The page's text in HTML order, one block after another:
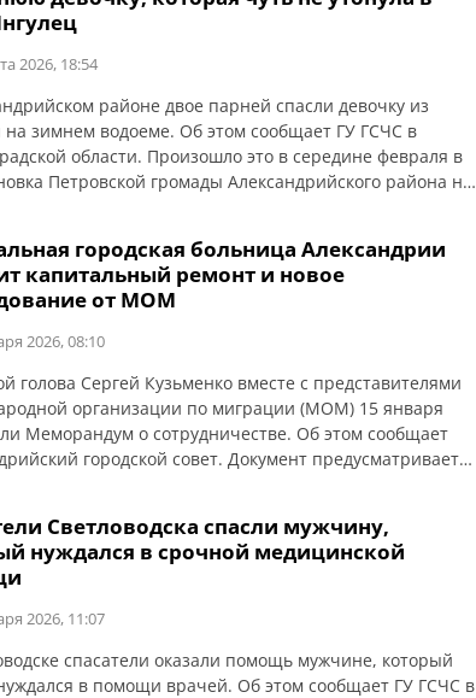
комфортную зону ожидания для детей и […]
2026, 18:54
районе двое парней спасли девочку из
на зимнем водоеме. Об этом сообщает ГУ ГСЧС в
области. Произошло это в середине февраля в
Петровской громады Александрийского района на
придется спасать человеческую жизнь. […]
городская больница Александрии
капитальный ремонт и новое
от МОМ
2026, 08:10
голова Сергей Кузьменко вместе с представителями
организации по миграции (МОМ) 15 января
Меморандум о сотрудничестве. Об этом сообщает
городской совет. Документ предусматривает
главного корпуса Центральной городской
Кроме того, в рамках Меморандума МОМ обеспечит
необходимым […]
Светловодска спасли мужчину,
нуждался в срочной медицинской
2026, 11:07
спасатели оказали помощь мужчине, который
в помощи врачей. Об этом сообщает ГУ ГСЧС в